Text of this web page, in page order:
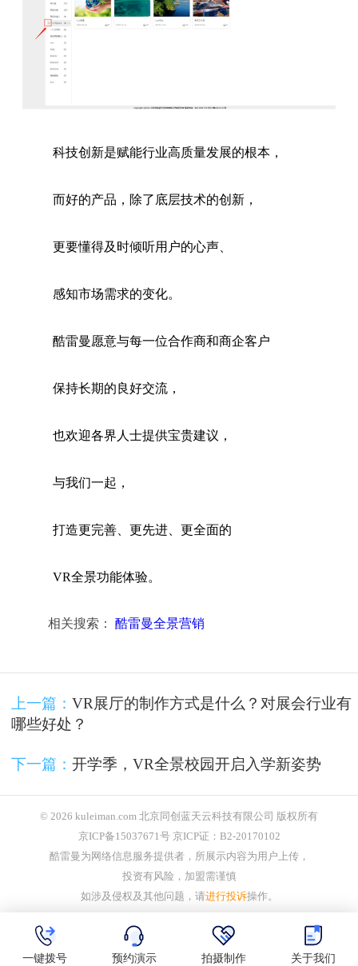
科技创新是赋能行业高质量发展的根本，
而好的产品，除了底层技术的创新，
更要懂得及时倾听用户的心声、
感知市场需求的变化。
酷雷曼愿意与每一位合作商和商企客户
保持长期的良好交流，
也欢迎各界人士提供宝贵建议，
与我们一起，
打造更完善、更先进、更全面的
VR全景功能体验。
相关搜索： 酷雷曼全景营销
上一篇： VR展厅的制作方式是什么？对展会行业有
哪些好处？
下一篇： 开学季，VR全景校园开启入学新姿势
© 2026 kuleiman.com 北京同创蓝天云科技有限公司 版权所有
京ICP备15037671号 京ICP证：B2-20170102
酷雷曼为网络信息服务提供者，所展示内容为用户上传，
投资有风险，加盟需谨慎
如涉及侵权及其他问题，请进行投诉操作。
一键拨号 预约演示 拍摄制作 关于我们